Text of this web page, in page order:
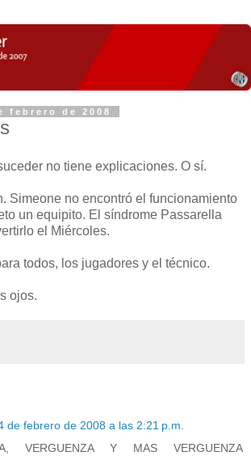
febrero de 2008
no tiene explicaciones. O sí.
Simeone no encontró el funcionamiento
un equipito. El síndrome Passarella
el Miércoles.
todos, los jugadores y el técnico.
ojos.
de febrero de 2008 a las 2:21 p.m.
VERGUENZA Y MAS VERGUENZA